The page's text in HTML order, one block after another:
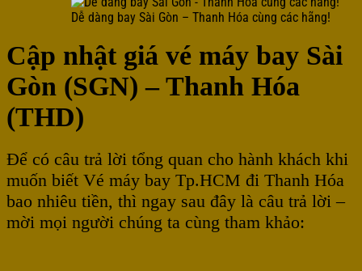
Dễ dàng bay Sài Gòn – Thanh Hóa cùng các hãng!
Cập nhật giá vé máy bay Sài
Gòn (SGN) – Thanh Hóa
(THD)
Để có câu trả lời tổng quan cho hành khách khi
muốn biết Vé máy bay Tp.HCM đi Thanh Hóa
bao nhiêu tiền, thì ngay sau đây là câu trả lời –
mời mọi người chúng ta cùng tham khảo: